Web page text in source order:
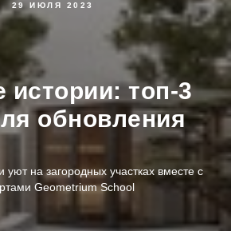
29 ИЮЛЯ 2023
истории: топ-3
обновления
на загородных участках вместе с
Geometrium School